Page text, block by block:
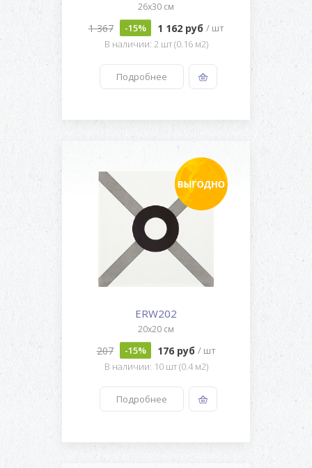
26x30 см
1 367 -15% 1 162 руб / шт
В наличии: 2 шт (0.16 м2)
Подробнее
ERW202
20x20 см
207 -15% 176 руб / шт
В наличии: 10 шт (0.4 м2)
Подробнее